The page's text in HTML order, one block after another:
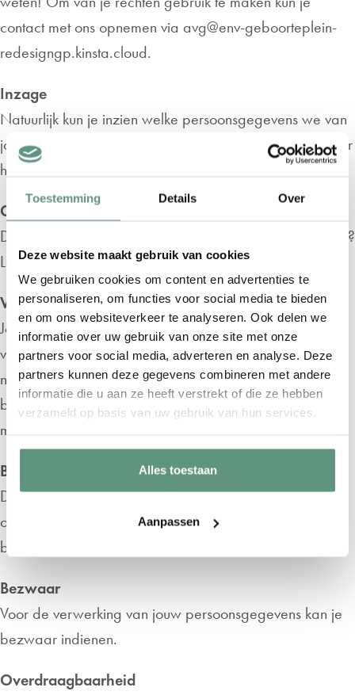
Toestemming Details Over
Deze website maakt gebruik van cookies
We gebruiken cookies om content en advertenties te
personaliseren, om functies voor social media te bieden
en om ons websiteverkeer te analyseren. Ook delen we
informatie over uw gebruik van onze site met onze
partners voor social media, adverteren en analyse. Deze
partners kunnen deze gegevens combineren met andere
informatie die u aan ze heeft verstrekt of die ze hebben
verzameld op basis van uw gebruik van hun services.
Alles toestaan
Aanpassen
contact met ons opnemen via avg@env-geboorteplein-
redesigngp.kinsta.cloud.
Inzage
Natuurlijk kun je inzien welke persoonsgegevens we van
jou verwerken. We vertellen je dan ook graag meer over
het hoe en waarom we die gegevens verwerken.
Correctie
Denk je dat dat wij verkeerde gegevens van jou hebben?
Laat het ons dan weten, dan passen we het aan.
Verwijderen
Je kunt je de persoonsgegevens die wij van jou hebben
verwijderen. Hierdoor is het plaatsen van een bestelling
niet meer mogelijk. Daarnaast kan het zijn dat we voor
bijvoorbeeld administratie die gegevens dan nog wel
moeten verwerken.
Beperking
Denk je dat wij jouw persoonsgegevens onrechtmatig of
onjuist verwerken, dan kun je die verwerking ook laten
beperken.
Bezwaar
Voor de verwerking van jouw persoonsgegevens kan je
bezwaar indienen.
Overdraagbaarheid